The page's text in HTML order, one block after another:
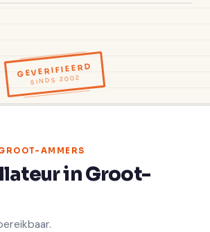
GEVERIFIEERD
SINDS 2002
AMMERS
in Groot-